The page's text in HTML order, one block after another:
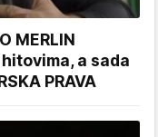
MERLIN
a sada
PRAVA